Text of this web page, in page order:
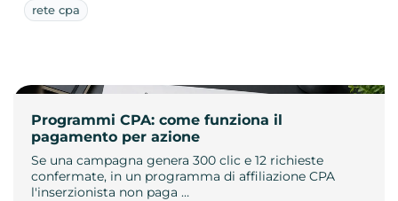
rete cpa
Programmi CPA: come funziona il
pagamento per azione
Se una campagna genera 300 clic e 12 richieste
confermate, in un programma di affiliazione CPA
l'inserzionista non paga …